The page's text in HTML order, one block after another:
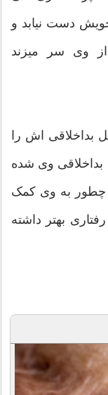
دست نیابد و
از وی سر ميزند
بداخلاقی اش را
وی شده
چطور به وی کمک
بهتر داشته